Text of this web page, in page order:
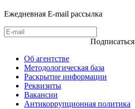
Ежедневная E-mail рассылка
Подписаться
Об агентстве
Методологическая база
Раскрытие информации
Реквизиты
Вакансии
Антикоррупционная политика